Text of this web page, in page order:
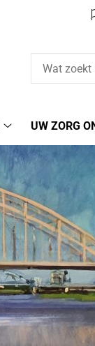
regelen
submenu
UW ZORG